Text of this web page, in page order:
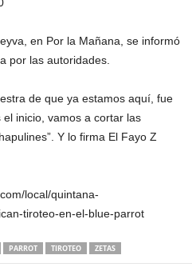
en Por la Mañana, se informó
por las autoridades.
de que ya estamos aquí, fue
inicio, vamos a cortar las
Y lo firma El Fayo Z
local/quintana-
tiroteo-en-el-blue-parrot
PARROT TIROTEO ZETAS